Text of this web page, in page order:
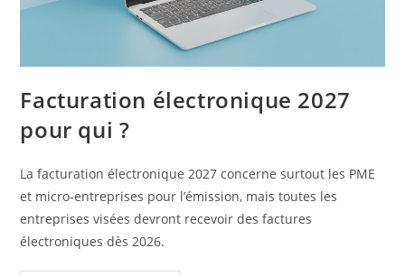
Facturation électronique 2027
pour qui ?
La facturation électronique 2027 concerne surtout les PME
et micro-entreprises pour l’émission, mais toutes les
entreprises visées devront recevoir des factures
électroniques dès 2026.